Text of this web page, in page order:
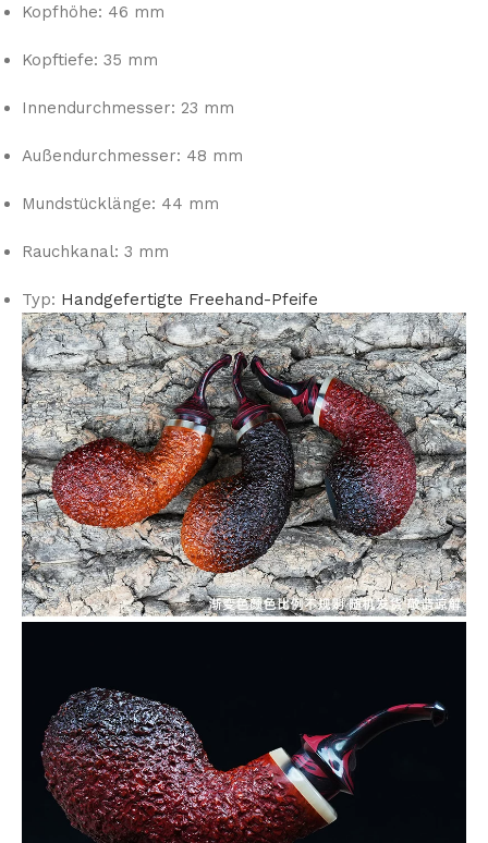
Kopfhöhe: 46 mm
Kopftiefe: 35 mm
Innendurchmesser: 23 mm
Außendurchmesser: 48 mm
Mundstücklänge: 44 mm
Rauchkanal: 3 mm
Typ: Handgefertigte Freehand-Pfeife